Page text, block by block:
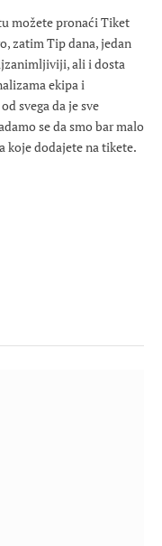
možete pronaći Tiket
zatim Tip dana, jedan
ali i dosta
ekipa i
svega da je sve
se da smo bar malo
koje dodajete na tikete.